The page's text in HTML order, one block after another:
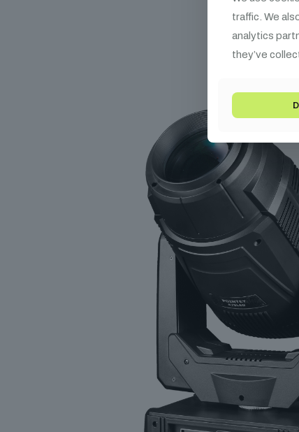
traffic. We
analytics
they’ve